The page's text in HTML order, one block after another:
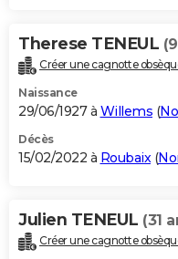
Bricolage
Lifestyle
Culture
Sport
Auto
Television
Voyage
Cinema
Therese TENEUL
Créer une cagnotte
Naissance
29/06/1927 à Willems (
Décès
15/02/2022 à Roubaix(
Julien TENEUL (31
Créer une cagnotte